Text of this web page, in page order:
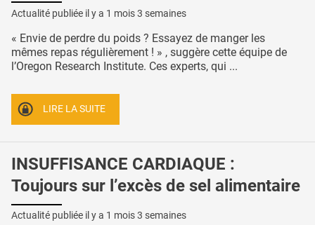
Actualité publiée il y a 1 mois 3 semaines
« Envie de perdre du poids ? Essayez de manger les
mêmes repas régulièrement ! » , suggère cette équipe de
l’Oregon Research Institute. Ces experts, qui ...
LIRE LA SUITE
INSUFFISANCE CARDIAQUE :
Toujours sur l’excès de sel alimentaire
Actualité publiée il y a 1 mois 3 semaines